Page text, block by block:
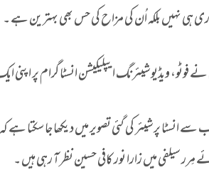
ہی نہیں بلکہ اُن کی مزاح کی حس بھی بہترین ہے ۔
فوٹو، ویڈیو شیئرنگ ایپلیکیشن انسٹا گرام پر
سے انسٹا پر شیئر کی گئی تصویر میں دیکھا جا
سیلفی میں زارا نور کافی حسین نظر آ رہی ہیں ۔